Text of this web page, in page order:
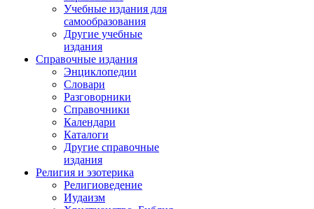
Учебные издания для
самообразования
Другие учебные
издания
Справочные издания
Энциклопедии
Словари
Разговорники
Справочники
Календари
Каталоги
Другие справочные
издания
Религия и эзотерика
Религиоведение
Иудаизм